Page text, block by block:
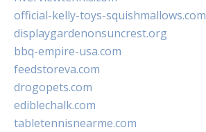
official-kelly-toys-squishmallows.com
displaygardenonsuncrest.org
bbq-empire-usa.com
feedstoreva.com
drogopets.com
ediblechalk.com
tabletennisnearme.com